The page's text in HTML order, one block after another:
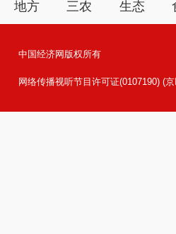
地方
三农 生态
中国经济网版权所有
网络传播视听节目许可证(0107190) (